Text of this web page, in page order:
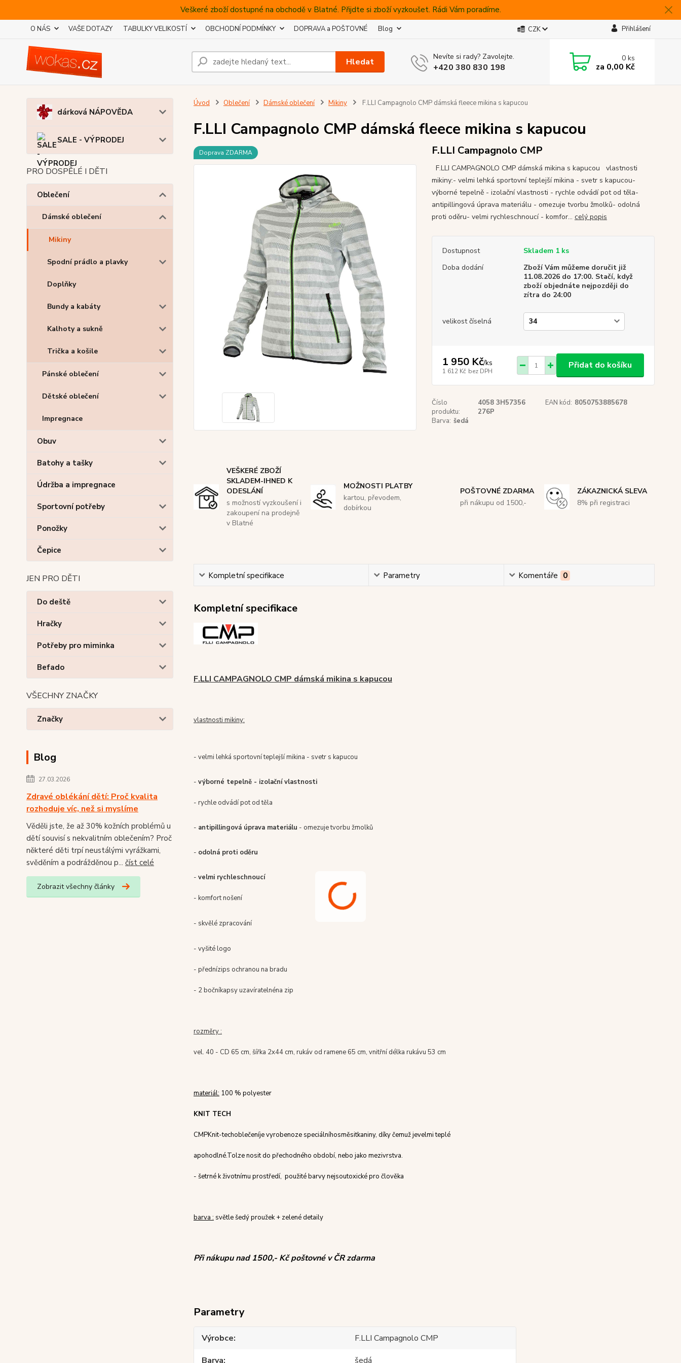
Veškeré zboží dostupné na obchodě v Blatné. Přijdte si zboží vyzkoušet. Rádi Vám poradíme.
O NÁS VAŠE DOTAZY TABULKY VELIKOSTÍ OBCHODNÍ PODMÍNKY DOPRAVA a POŠTOVNÉ Blog CZK Přihlášení
Hledat Nevíte si rady? Zavolejte.
+420 380 830 198
0ks
za 0,00 Kč
dárková NÁPOVĚDA
SALE - VÝPRODEJ
PRO DOSPĚLÉ I DĚTI
Oblečení
Dámské oblečení
Mikiny
Spodní prádlo a plavky
Doplňky
Bundy a kabáty
Kalhoty a sukně
Trička a košile
Pánské oblečení
Dětské oblečení
Impregnace
Obuv
Batohy a tašky
Údržba a impregnace
Sportovní potřeby
Ponožky
Čepice
JEN PRO DĚTI
Do deště
Hračky
Potřeby pro miminka
Befado
VŠECHNY ZNAČKY
Značky
Blog
27.03.2026
Zdravé oblékání dětí: Proč kvalita
rozhoduje víc, než si myslíme
Věděli jste, že až 30% kožních problémů u
dětí souvisí s nekvalitním oblečením? Proč
některé děti trpí neustálými vyrážkami,
svěděním a podrážděnou p... číst celé
Zobrazit všechny články
Úvod Oblečení Dámské oblečení Mikiny F.LLI Campagnolo CMP dámská fleece mikina s kapucou
F.LLI Campagnolo CMP dámská fleece mikina s kapucou
Doprava ZDARMA F.LLI Campagnolo CMP
F.LLI CAMPAGNOLO CMP dámská mikina s kapucou vlastnosti
mikiny:- velmi lehká sportovní teplejší mikina - svetr s kapucou-
výborné tepelně - izolační vlastnosti - rychle odvádí pot od těla-
antipillingová úprava materiálu - omezuje tvorbu žmolků- odolná
proti oděru- velmi rychleschnoucí - komfor... celý popis
Dostupnost
Skladem 1 ks
Doba dodání
Zboží Vám můžeme doručit již
11.08.2026 do 17:00. Stačí, když
zboží objednáte nejpozději do
zítra do 24:00
velikost číselná
1 950 Kč/ks
1 612 Kč bez DPH
Přidat do košíku
Číslo
produktu:
4058 3H57356
276P
EAN kód: 8050753885678
Barva: šedá
VEŠKERÉ ZBOŽÍ
SKLADEM-IHNED K
ODESLÁNÍ
s možností vyzkoušení i
zakoupení na prodejně
v Blatné
MOŽNOSTI PLATBY
kartou, převodem,
dobírkou
POŠTOVNÉ ZDARMA
při nákupu od 1500,-
ZÁKAZNICKÁ SLEVA
8% při registraci
Kompletní specifikace Parametry Komentáře 0
Kompletní specifikace
F.LLI CAMPAGNOLO CMP dámská mikina s kapucou
vlastnosti mikiny:
- velmi lehká sportovní teplejší mikina - svetr s kapucou
- výborné tepelně - izolační vlastnosti
- rychle odvádí pot od těla
- antipillingová úprava materiálu - omezuje tvorbu žmolků
- odolná proti oděru
- velmi rychleschnoucí
- komfort nošení
- skvělé zpracování
- vyšité logo
- přednízips ochranou na bradu
- 2 bočníkapsy uzavíratelnéna zip
rozměry :
vel. 40 - CD 65 cm, šířka 2x44 cm, rukáv od ramene 65 cm, vnitřní délka rukávu 53 cm
materiál: 100 % polyester
KNIT TECH
CMPKnit-techoblečeníje vyrobenoze speciálníhosměsitkaniny, díky čemuž jevelmi teplé
apohodlné.Tolze nositdo přechodného období, nebo jako mezivrstva.
- šetrné k životnímu prostředí, použitébarvy nejsoutoxické pro člověka
barva : světle šedý proužek + zelené detaily
Při nákupu nad 1500,- Kč poštovné v ČR zdarma
Parametry
Výrobce
F.LLI Campagnolo CMP
Barva
šedá